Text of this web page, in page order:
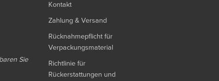
Sie
Kontakt
Zahlung & Versand
Rücknahmepflicht für
Verpackungsmaterial
Richtlinie für
Rückerstattungen und